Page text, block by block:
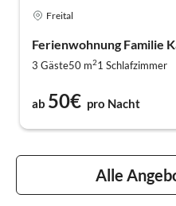
Freital
Ferienwohnung Familie
3 Gäste50 m21 Schlafzimmer
ab 50€ pro Nacht
Alle